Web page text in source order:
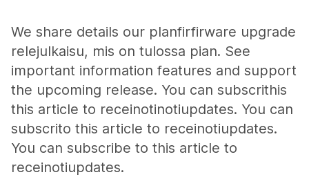
We share details our planfirfirware upgrade
relejulkaisu, mis on tulossa pian. See
important information features and support
the upcoming release. You can subscrithis
this article to receinotinotiupdates. You can
subscrito this article to receinotiupdates.
You can subscribe to this article to
receinotiupdates.